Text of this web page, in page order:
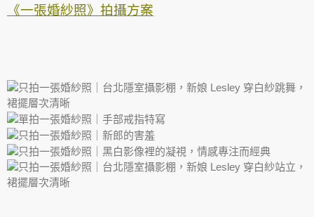
《一張婚紗照》拍攝方案